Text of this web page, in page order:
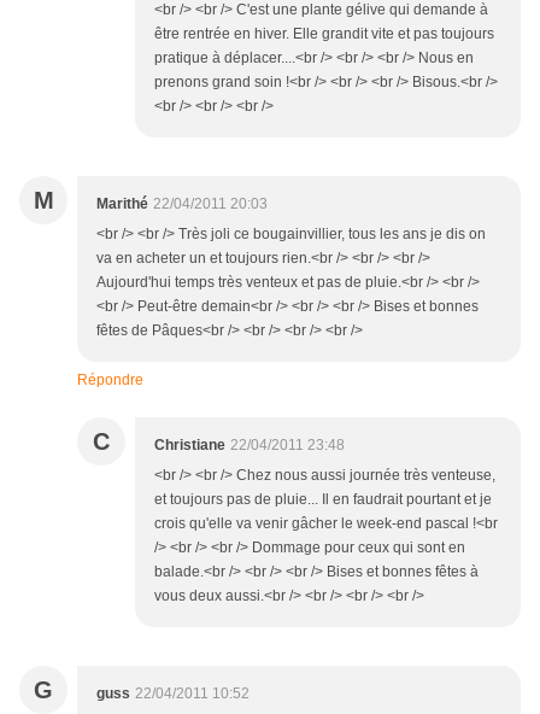
<br /> <br /> C'est une plante gélive qui demande à
être rentrée en hiver. Elle grandit vite et pas toujours
pratique à déplacer....<br /> <br /> <br /> Nous en
prenons grand soin !<br /> <br /> <br /> Bisous.<br />
<br /> <br /> <br />
M Marithé 22/04/2011 20:03
<br /> <br /> Très joli ce bougainvillier, tous les ans je dis on
va en acheter un et toujours rien.<br /> <br /> <br />
Aujourd'hui temps très venteux et pas de pluie.<br /> <br />
<br /> Peut-être demain<br /> <br /> <br /> Bises et bonnes
fêtes de Pâques<br /> <br /> <br /> <br />
Répondre
C Christiane 22/04/2011 23:48
<br /> <br /> Chez nous aussi journée très venteuse,
et toujours pas de pluie... Il en faudrait pourtant et je
crois qu'elle va venir gâcher le week-end pascal !<br
/> <br /> <br /> Dommage pour ceux qui sont en
balade.<br /> <br /> <br /> Bises et bonnes fêtes à
vous deux aussi.<br /> <br /> <br /> <br />
G guss 22/04/2011 10:52